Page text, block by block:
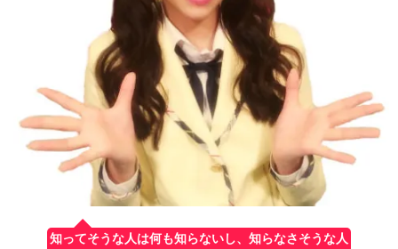
知ってそうな人は何も知らないし、知らなさそうな人